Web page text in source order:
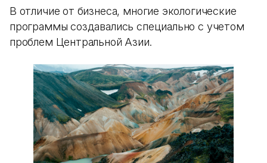
В отличие от бизнеса, многие экологические
программы создавались специально с учетом
проблем Центральной Азии.